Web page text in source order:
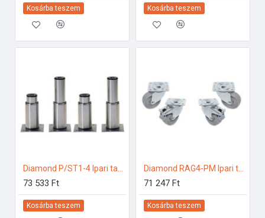
Kosárba teszem Kosárba teszem
73 533 Ft
Kosárba teszem
Diamond RAG4-PM Ipari tartozékok
71 247 Ft
Kosárba teszem